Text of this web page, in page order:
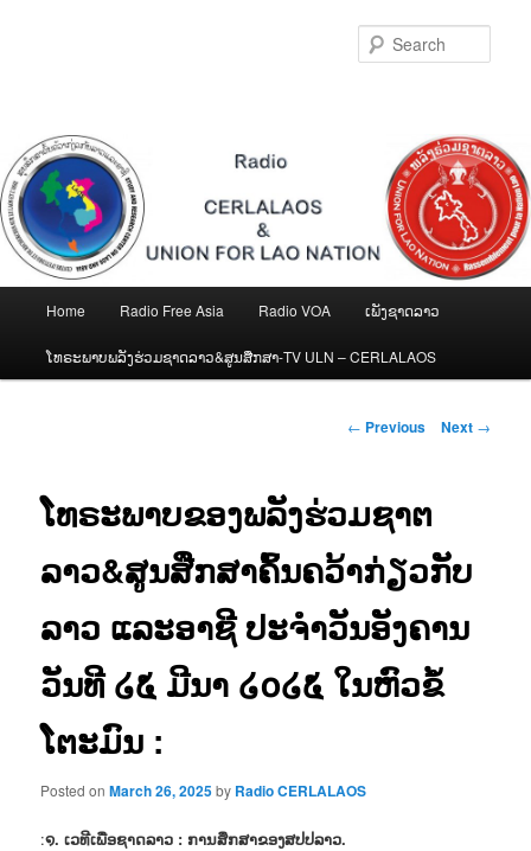
Home Radio Free Asia Radio VOA ເພັງຊາດລາວ
ໂທຣະພາບພລັງຮ່ວມຊາດລາວ&ສູນສືກສາ-TV ULN – CERLALAOS
Post
← Previous Next →
ໂທຣະພາບຂອງພລັງຮ່ວມຊາຕ
ລາວ&ສູນສືກສາຄົ້ນຄວ້າກ່ຽວກັບ
ລາວ ແລະອາຊີ ປະຈຳວັນອັງຄານ
ວັນທີ ໒໕ ມີນາ ໒໐໒໕ ໃນຫົວຂໍ້
ໂຕະມົນ :
Posted onMarch 26, 2025by Radio CERLALAOS
:໑. ເວທີເພື່ອຊາດລາວ : ການສຶກສາຂອງສປປລາວ.